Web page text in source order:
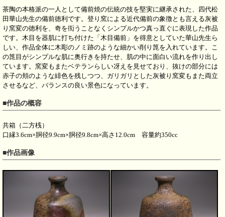
茶陶の本格派の一人として備前焼の伝統の技を堅実に継承された、四代松
田華山先生の備前徳利です。登り窯による近代備前の象徴とも言える灰被
り窯変の徳利を、奇を衒うことなくシンプルかつ真っ直ぐに表現した作品
です。木目を器肌に打ち付けた「木目備前」を得意としていた華山先生ら
しい、作品全体に木彫のノミ跡のような細かい削り箆を入れています。こ
の箆目がシンプルな肌に奥行きを持たせ、肌の中に面白い流れを作り出し
ています。窯変もまたベテランらしい冴えを見せており、抜けの部分には
赤子の頬のような緋色を残しつつ、ガリガリとした灰被り窯変もまた両立
させるなど、バランスの良い景色になっています。
■作品の概容
共箱（二方桟）
口縁3.6cm×胴径9.9cm×胴径9.8cm×高さ12.0cm 容量約350cc
■作品画像